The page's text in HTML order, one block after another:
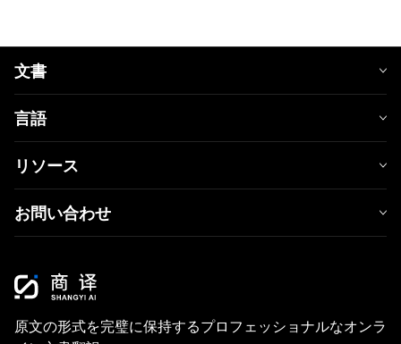
文書
言語
リソース
お問い合わせ
原文の形式を完璧に保持するプロフェッショナルなオンラ